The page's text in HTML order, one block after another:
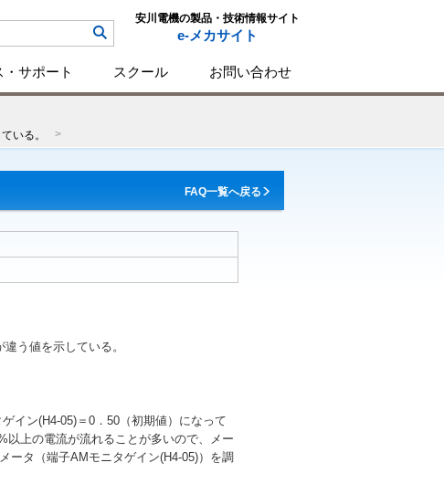
安川電機の製品・技術情報サイト
e-メカサイト
サポート スクール お問い合わせ
いる。
FAQ一覧へ戻る
う値を示している。
イン(H4-05)＝0．50（初期値）になって
以上の電流が流れることが多いので、メー
ータ（端子AMモニタゲイン(H4-05)）を調